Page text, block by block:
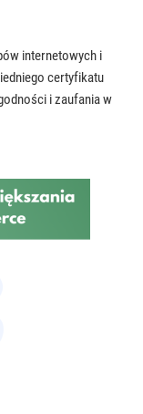
internetowych i
certyfikatu
i zaufania w